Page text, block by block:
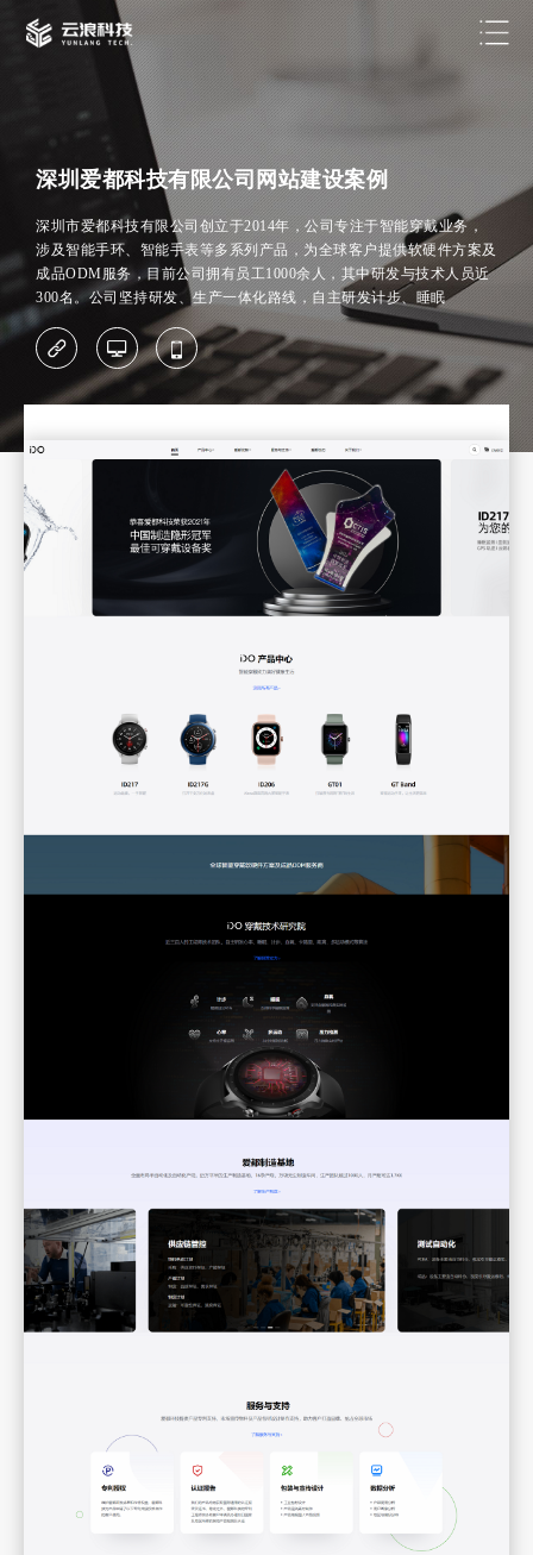
深圳爱都科技有限公司网站建设案例
深圳市爱都科技有限公司创立于2014年，公司专注于智能穿戴业务，
涉及智能手环、智能手表等多系列产品，为全球客户提供软硬件方案及
成品ODM服务，目前公司拥有员工1000余人，其中研发与技术人员近
300名。公司坚持研发、生产一体化路线，自主研发计步、睡眠